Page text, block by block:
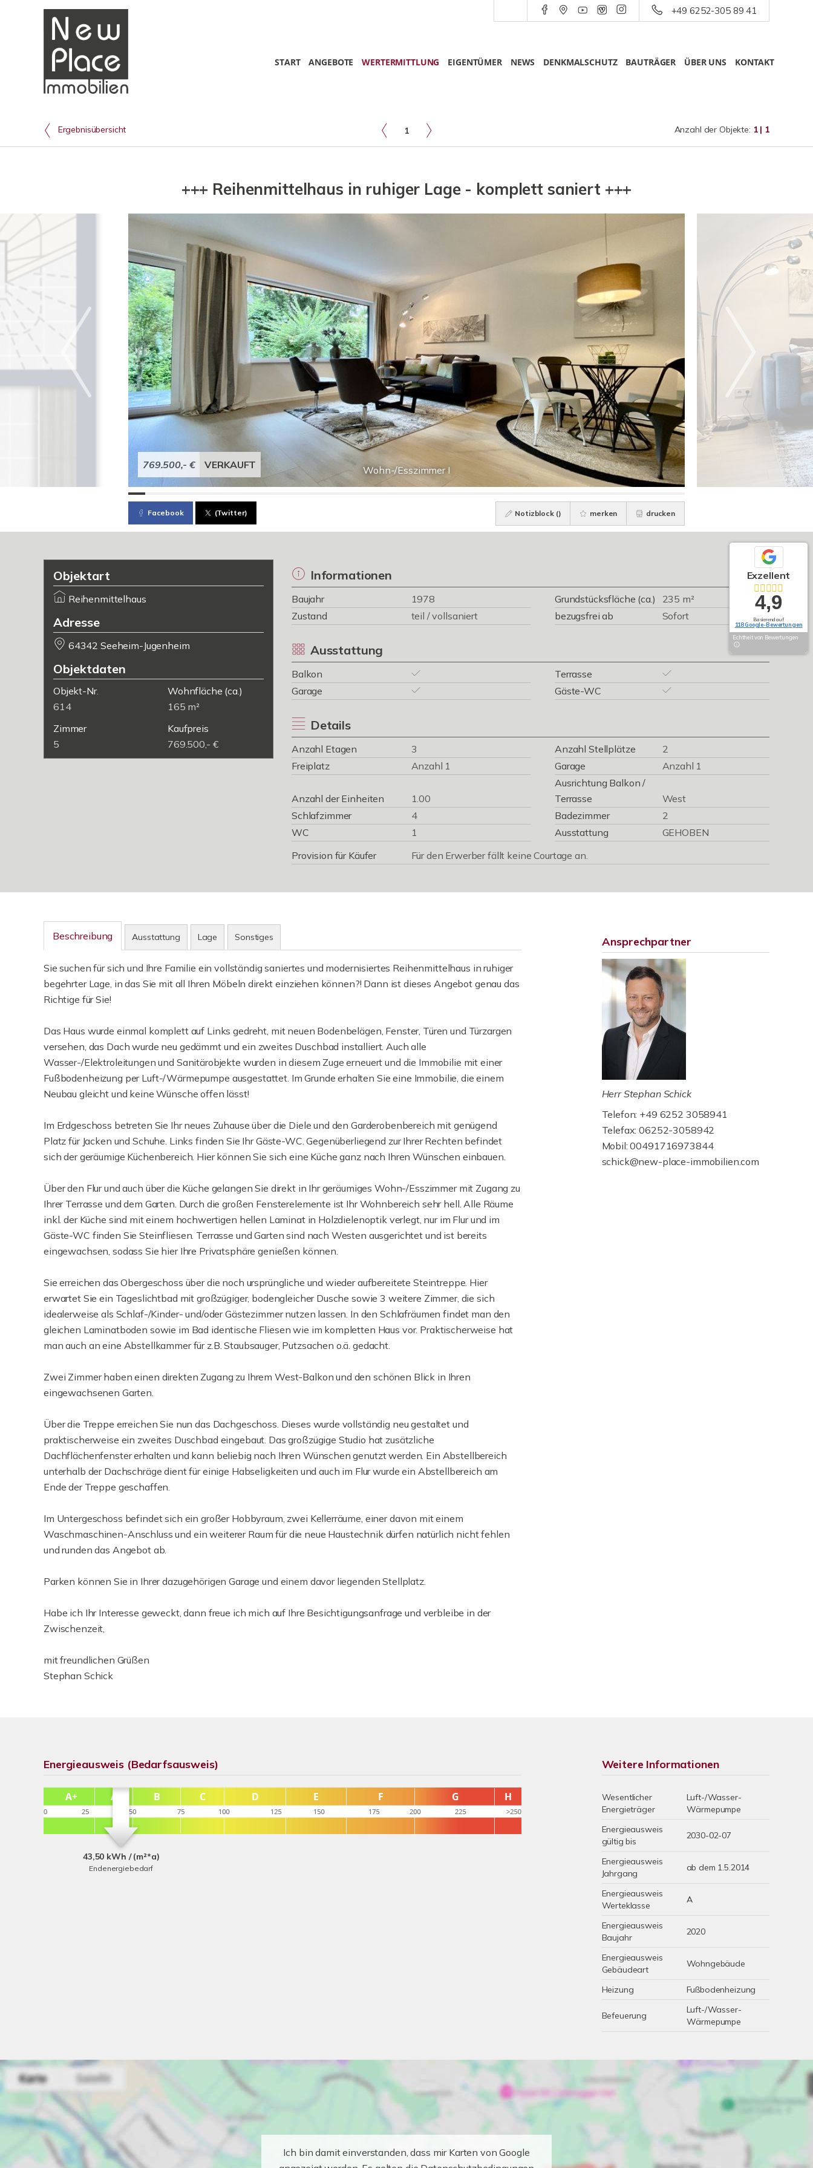
+49 6252-305 89 41
START ANGEBOTE WERTERMITTLUNG EIGENTÜMER NEWS DENKMALSCHUTZ BAUTRÄGER ÜBER UNS KONTAKT
Ergebnisübersicht 1 Anzahl der Objekte: 1 | 1
+++ Reihenmittelhaus in ruhiger Lage - komplett saniert +++
Wohn-/Esszimmer I
769.500,- € VERKAUFT
Facebook (Twitter) Notizblock () merken drucken
Objektart
Reihenmittelhaus
Adresse
64342 Seeheim-Jugenheim
Objektdaten
Objekt-Nr.
614
Wohnfläche (ca.)
165 m²
Zimmer
5
Kaufpreis
769.500,- €
Informationen
Baujahr 1978 Grundstücksfläche (ca.)
235 m²
Zustand
teil / vollsaniert bezugsfrei ab Sofort
Ausstattung
Balkon
Terrasse
Garage
Gäste-WC
Details
Anzahl Etagen 3 Anzahl Stellplätze
2
Freiplatz
Anzahl 1 Garage Anzahl 1
Anzahl der Einheiten 1.00
Ausrichtung Balkon /
Terrasse
West
Schlafzimmer
4 Badezimmer
2
WC
1 Ausstattung
GEHOBEN
Provision für Käufer
Für den Erwerber fällt keine Courtage an.
Beschreibung Ausstattung Lage Sonstiges
Sie suchen für sich und Ihre Familie ein vollständig saniertes und modernisiertes Reihenmittelhaus in ruhiger
begehrter Lage, in das Sie mit all Ihren Möbeln direkt einziehen können?! Dann ist dieses Angebot genau das
Richtige für Sie!
Das Haus wurde einmal komplett auf Links gedreht, mit neuen Bodenbelägen, Fenster, Türen und Türzargen
versehen, das Dach wurde neu gedämmt und ein zweites Duschbad installiert. Auch alle
Wasser-/Elektroleitungen und Sanitärobjekte wurden in diesem Zuge erneuert und die Immobilie mit einer
Fußbodenheizung per Luft-/Wärmepumpe ausgestattet. Im Grunde erhalten Sie eine Immobilie, die einem
Neubau gleicht und keine Wünsche offen lässt!
Im Erdgeschoss betreten Sie Ihr neues Zuhause über die Diele und den Garderobenbereich mit genügend
Platz für Jacken und Schuhe. Links finden Sie Ihr Gäste-WC. Gegenüberliegend zur Ihrer Rechten befindet
sich der geräumige Küchenbereich. Hier können Sie sich eine Küche ganz nach Ihren Wünschen einbauen.
Über den Flur und auch über die Küche gelangen Sie direkt in Ihr geräumiges Wohn-/Esszimmer mit Zugang zu
Ihrer Terrasse und dem Garten. Durch die großen Fensterelemente ist Ihr Wohnbereich sehr hell. Alle Räume
inkl. der Küche sind mit einem hochwertigen hellen Laminat in Holzdielenoptik verlegt, nur im Flur und im
Gäste-WC finden Sie Steinfliesen. Terrasse und Garten sind nach Westen ausgerichtet und ist bereits
eingewachsen, sodass Sie hier Ihre Privatsphäre genießen können.
Sie erreichen das Obergeschoss über die noch ursprüngliche und wieder aufbereitete Steintreppe. Hier
erwartet Sie ein Tageslichtbad mit großzügiger, bodengleicher Dusche sowie 3 weitere Zimmer, die sich
idealerweise als Schlaf-/Kinder- und/oder Gästezimmer nutzen lassen. In den Schlafräumen findet man den
gleichen Laminatboden sowie im Bad identische Fliesen wie im kompletten Haus vor. Praktischerweise hat
man auch an eine Abstellkammer für z.B. Staubsauger, Putzsachen o.ä. gedacht.
Zwei Zimmer haben einen direkten Zugang zu Ihrem West-Balkon und den schönen Blick in Ihren
eingewachsenen Garten.
Über die Treppe erreichen Sie nun das Dachgeschoss. Dieses wurde vollständig neu gestaltet und
praktischerweise ein zweites Duschbad eingebaut. Das großzügige Studio hat zusätzliche
Dachflächenfenster erhalten und kann beliebig nach Ihren Wünschen genutzt werden. Ein Abstellbereich
unterhalb der Dachschräge dient für einige Habseligkeiten und auch im Flur wurde ein Abstellbereich am
Ende der Treppe geschaffen.
Im Untergeschoss befindet sich ein großer Hobbyraum, zwei Kellerräume, einer davon mit einem
Waschmaschinen-Anschluss und ein weiterer Raum für die neue Haustechnik dürfen natürlich nicht fehlen
und runden das Angebot ab.
Parken können Sie in Ihrer dazugehörigen Garage und einem davor liegenden Stellplatz.
Habe ich Ihr Interesse geweckt, dann freue ich mich auf Ihre Besichtigungsanfrage und verbleibe in der
Zwischenzeit,
mit freundlichen Grüßen
Stephan Schick
Ansprechpartner
Herr Stephan Schick
Telefon: +49 6252 3058941
Telefax: 06252-3058942
Mobil: 00491716973844
schick@new-place-immobilien.com
Energieausweis (Bedarfsausweis)
43,50 kWh / (m²*a)
Endenergiebedarf
Weitere Informationen
Wesentlicher
Energieträger
Luft-/Wasser-
Wärmepumpe
Energieausweis
gültig bis
2030-02-07
Energieausweis
Jahrgang
ab dem 1.5.2014
Energieausweis
Werteklasse
A
Energieausweis
Baujahr
2020
Energieausweis
Gebäudeart
Wohngebäude
Heizung Fußbodenheizung
Befeuerung
Luft-/Wasser-
Wärmepumpe
Ich bin damit einverstanden, dass mir Karten von Google
Exzellent
4,9
Basierend auf
118 Google-Bewertungen
Echtheit von Bewertungen